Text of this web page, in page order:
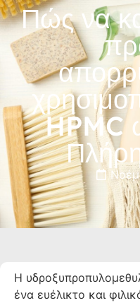
Πώς να
HPMC
Η
ένα ευέλικτο και